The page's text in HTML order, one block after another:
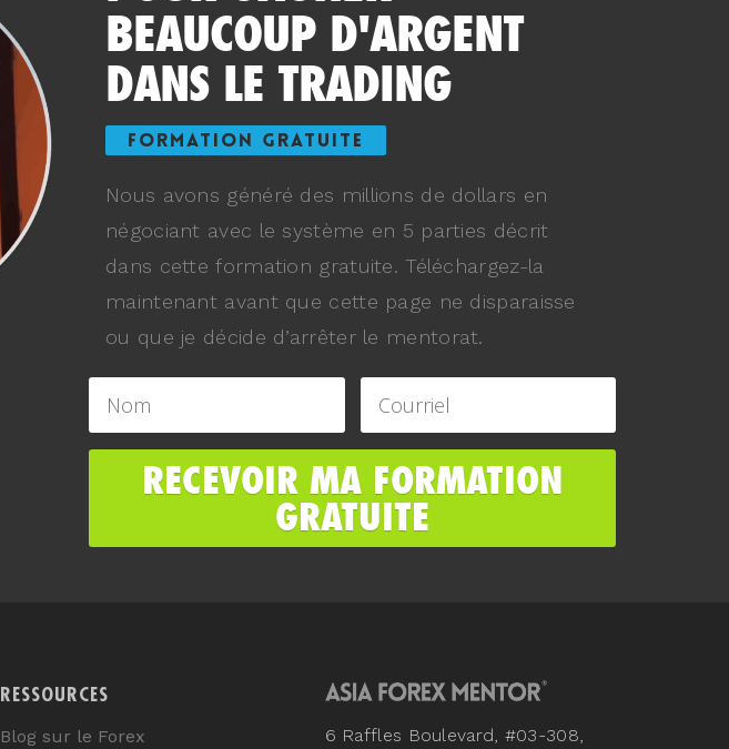
BEAUCOUP D'ARGENT
DANS LE TRADING
FORMATION GRATUITE
Nous avons généré des millions de dollars en
négociant avec le système en 5 parties décrit
dans cette formation gratuite. Téléchargez-la
maintenant avant que cette page ne disparaisse
ou que je décide d’arrêter le mentorat.
RESSOURCES
Blog sur le Forex 6 Raffles Boulevard, #03-308,